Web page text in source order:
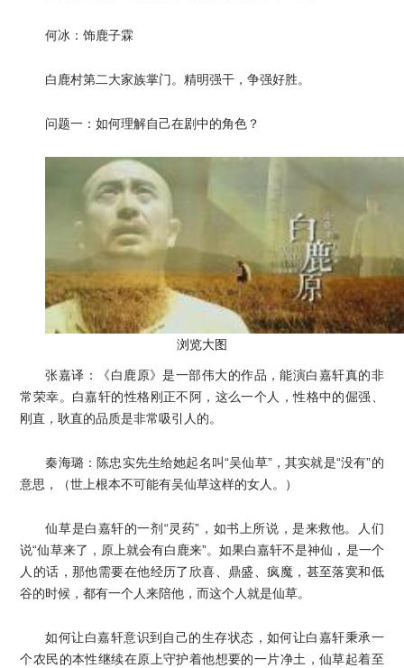
何冰：饰鹿子霖
白鹿村第二大家族掌门。精明强干，争强好胜。
问题一：如何理解自己在剧中的角色？
浏览大图
张嘉译：《白鹿原》是一部伟大的作品，能演白嘉轩真的非
常荣幸。白嘉轩的性格刚正不阿，这么一个人，性格中的倔强、
刚直，耿直的品质是非常吸引人的。
秦海璐：陈忠实先生给她起名叫“吴仙草”，其实就是“没有”的
意思，（世上根本不可能有吴仙草这样的女人。）
仙草是白嘉轩的一剂“灵药”，如书上所说，是来救他。人们
说“仙草来了，原上就会有白鹿来”。如果白嘉轩不是神仙，是一个
人的话，那他需要在他经历了欣喜、鼎盛、疯魔，甚至落寞和低
谷的时候，都有一个人来陪他，而这个人就是仙草。
如何让白嘉轩意识到自己的生存状态，如何让白嘉轩秉承一
个农民的本性继续在原上守护着他想要的一片净土，仙草起着至